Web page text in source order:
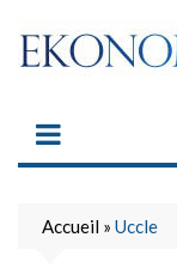
content
Accueil » Uccle